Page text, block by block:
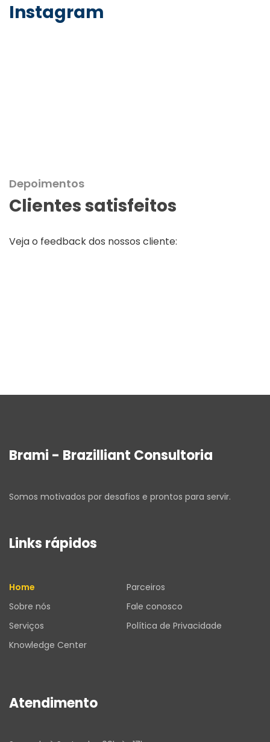
Instagram
Depoimentos
Clientes satisfeitos
Veja o feedback dos nossos cliente:
Brami - Brazilliant Consultoria
Somos motivados por desafios e prontos para servir.
Links rápidos
Home
Sobre nós
Serviços
Knowledge Center
Parceiros
Fale conosco
Política de Privacidade
Atendimento